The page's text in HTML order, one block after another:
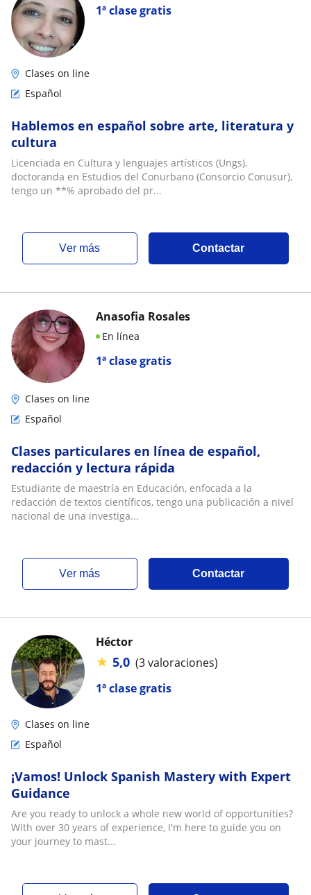
1ª clase gratis
Clases on line
Español
Hablemos en español sobre arte, literatura y
cultura
Licenciada en Cultura y lenguajes artísticos (Ungs),
doctoranda en Estudios del Conurbano (Consorcio Conusur),
tengo un **% aprobado del pr...
ver más Contactar
1ª clase gratis
Anasofia Rosales
En línea
Clases on line
Español
Clases particulares en línea de español,
redacción y lectura rápida
Estudiante de maestría en Educación, enfocada a la
redacción de textos científicos, tengo una publicación a nivel
nacional de una investiga...
ver más Contactar
1ª clase gratis
Héctor
★ 5,0 (3 valoraciones)
Clases on line
Español
¡Vamos! Unlock Spanish Mastery with Expert
Guidance
Are you ready to unlock a whole new world of opportunities?
With over 30 years of experience, I'm here to guide you on
your journey to mast...